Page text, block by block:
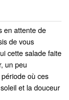
en attente de
de vous
cette salade faite
un peu
où ces
et la douceur